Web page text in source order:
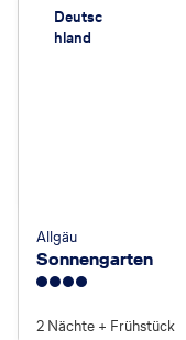
Deutsc
hland
Allgäu
Sonnengarten
2 Nächte + Frühstück